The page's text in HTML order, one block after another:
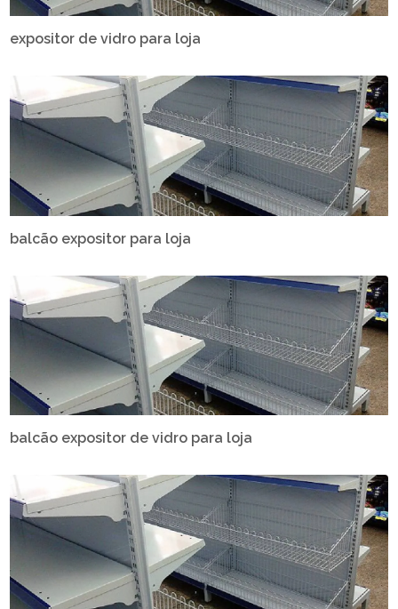
expositor de vidro para loja
balcão expositor para loja
balcão expositor de vidro para loja